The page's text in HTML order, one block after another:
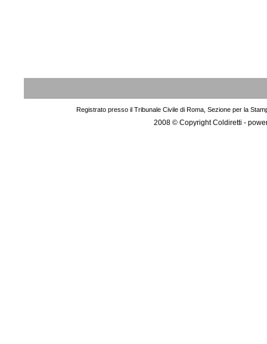
Registrato presso il Tribunale Civile di Roma, Sezione per la
2008 © Copyright Coldiretti -